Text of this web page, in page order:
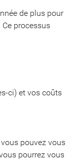
de plus pour
processus
ci) et vos coûts
pouvez vous
pourrez vous